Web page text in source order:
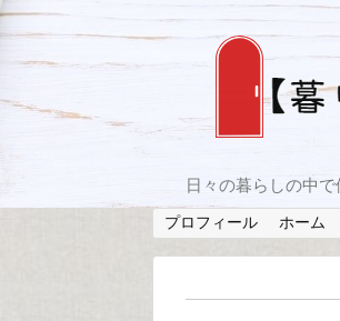
日々の暮らしの中
プロフィール ホーム